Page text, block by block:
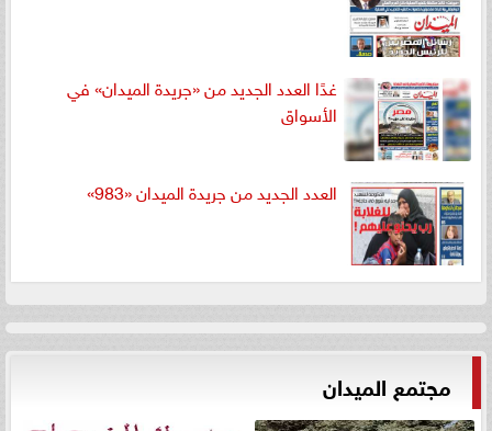
غدًا العدد الجديد من «جريدة الميدان» في
الأسواق
العدد الجديد من جريدة الميدان «983»
مجتمع الميدان